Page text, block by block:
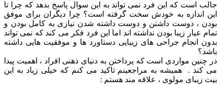
جالب است که این فرد نمی تواند به این سوال پاسخ بدهد که چرا تا
این اندازه به خودش سخت گرفته است؟ چرا دیگران برای موفق
بودن ، دوست داشتن و دوست داشته شدن نیازی به کامل بودن و
تمام عیار زیبا بودن نداشته اند اما این فرد فکر می کند که نمی تواند
بدون انجام جراحی های زیبایی دستاورد ها و موفقیت هایی داشته
باشد؟
در چنین مواردی است که پرداختن به دنیای ذهنی افراد ، اهمیت پیدا
می کند . همیشه به مراجعینم تاکید می کنم که خیلی زیاد به این
بیت زیبای مولوی ، علاقه مند هستم :